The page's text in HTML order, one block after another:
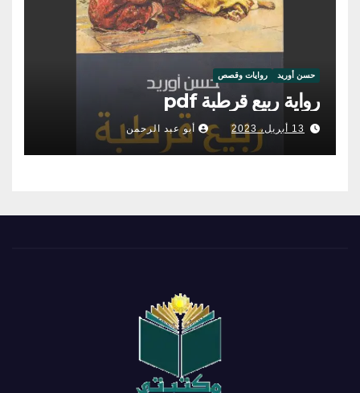
حسن أوريد روايات وقصص
رواية ربيع قرطبة pdf
13 أبريل، 2023 أبو عبد الرحمن